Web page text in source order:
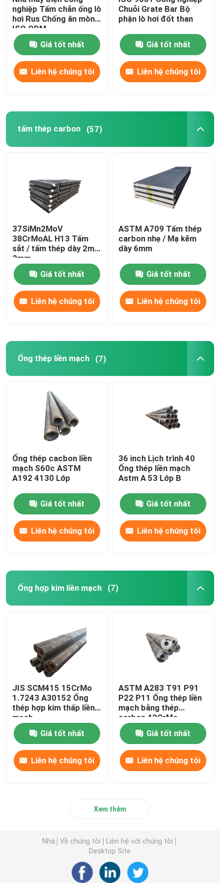
Bánh xe xích con lăn
Lò hơi cố định Grate
nghiệp Tấm chắn ống lò
hơi Rus Chống ăn mòn
ISO ODM
Giá tốt nhất
Liên hệ chúng tôi
Chuỗi Grate Bar Bộ
phận lò hơi đốt than
Giá tốt nhất
Liên hệ chúng tôi
tấm thép carbon (57)
37SiMn2MoV
38CrMoAL H13 Tấm
sắt / tấm thép dày 2mm
3mm
Giá tốt nhất
Liên hệ chúng tôi
ASTM A709 Tấm thép
carbon nhẹ / Mạ kẽm
dày 6mm
Giá tốt nhất
Liên hệ chúng tôi
Ống thép liền mạch (7)
Ống thép cacbon liền
mạch S60c ASTM
A192 4130 Lớp
Giá tốt nhất
Liên hệ chúng tôi
36 inch Lịch trình 40
Ống thép liền mạch
Astm A 53 Lớp B
Giá tốt nhất
Liên hệ chúng tôi
Ống hợp kim liền mạch (7)
JIS SCM415 15CrMo
1.7243 A30152 Ống
thép hợp kim thấp liền
mạch
Giá tốt nhất
Liên hệ chúng tôi
ASTM A283 T91 P91
P22 P11 Ống thép liền
mạch bằng thép
carbon 42CrMo
15CrMo
Giá tốt nhất
Liên hệ chúng tôi
Xem thêm
Nhà Về chúng tôi
Liên hệ với chúng tôi
Desktop Site